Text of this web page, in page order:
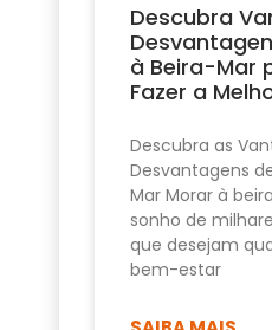
Descubra
à Beira-Mar
Fazer a
Descubra as
Desvantagens
Mar Morar à
sonho de
que desejam
bem-estar